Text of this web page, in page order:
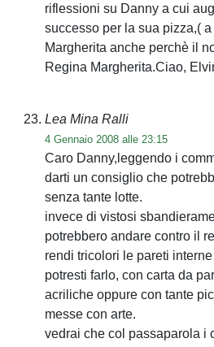
riflessioni su Danny a cui
successo per la sua pizza,(
Margherita anche perchè il
Regina Margherita.Ciao,
Lea Mina Ralli
4 Gennaio 2008 alle 23:15
Caro Danny,leggendo i
darti un consiglio che
senza tante lotte.
invece di vistosi
potrebbero andare contro il
rendi tricolori le pareti
potresti farlo, con carta da
acriliche oppure con tante
messe con arte.
vedrai che col passaparola i